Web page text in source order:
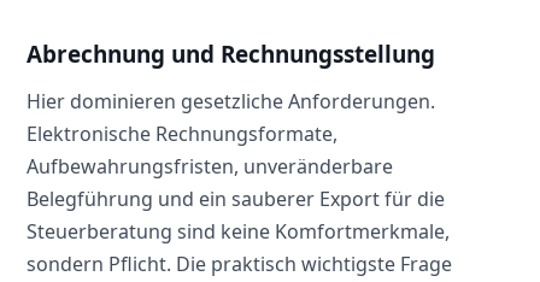
Abrechnung und Rechnungsstellung
Hier dominieren gesetzliche Anforderungen.
Elektronische Rechnungsformate,
Aufbewahrungsfristen, unveränderbare
Belegführung und ein sauberer Export für die
Steuerberatung sind keine Komfortmerkmale,
sondern Pflicht. Die praktisch wichtigste Frage